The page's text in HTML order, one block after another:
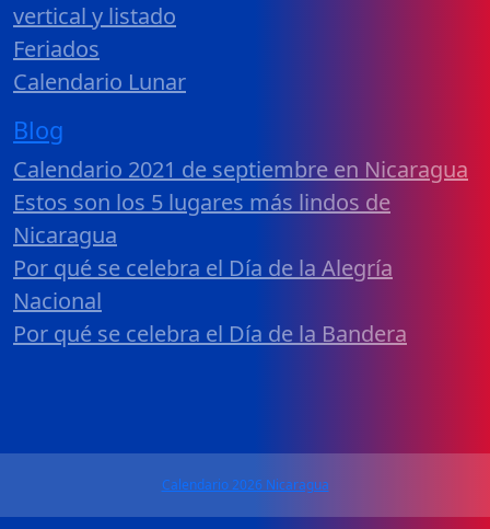
vertical y listado
Feriados
Calendario Lunar
Blog
Calendario 2021 de septiembre en Nicaragua
Estos son los 5 lugares más lindos de
Nicaragua
Por qué se celebra el Día de la Alegría
Nacional
Por qué se celebra el Día de la Bandera
Calendario 2026 Nicaragua